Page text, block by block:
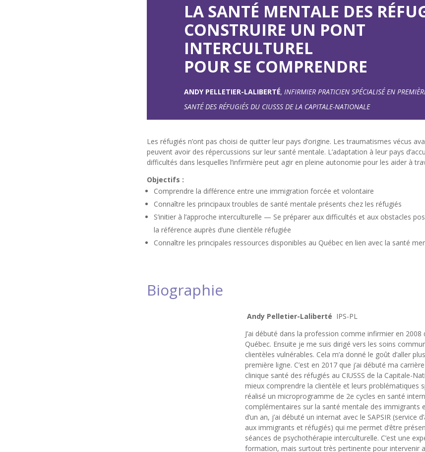
LA SANTÉ MENTALE DES
CONSTRUIRE UN PONT
INTERCULTUREL
POUR SE COMPRENDRE
ANDY PELLETIER-LALIBERTÉ, INFIRMIER PRATICIEN SPÉCIALISÉ EN
SANTÉ DES RÉFUGIÉS DU CIUSSS DE LA CAPITALE-NATIONALE
Les réfugiés n’ont pas choisi de quitter leur pays d’origine. Les traumatismes vécus
peuvent avoir des répercussions sur leur santé mentale. L’adaptation à leur pays
difficultés dans lesquelles l’infirmière peut agir en pleine autonomie pour les aider à
Objectifs :
Comprendre la différence entre une immigration forcée et volontaire
Connaître les principaux troubles de santé mentale présents chez les réfugiés
S’initier à l’approche interculturelle — Se préparer aux difficultés et aux obstacles
la référence auprès d’une clientèle réfugiée
Connaître les principales ressources disponibles au Québec en lien avec la santé
Biographie
Andy Pelletier-Laliberté IPS-PL
J’ai débuté dans la profession comme infirmier en
Québec. Ensuite je me suis dirigé vers les soins
clientèles vulnérables. Cela m’a donné le goût d’aller
première ligne. C’est en 2017 que j’ai débuté ma
clinique santé des réfugiés au CIUSSS de la Capitale-
mieux comprendre la clientèle et leurs problématiques
réalisé un microprogramme de 2e cycles en santé
complémentaires sur la santé mentale des immigrants
d’un an, j’ai débuté un internat avec le SAPSIR (service
aux immigrants et réfugiés) qui me permet d’être
séances de psychothérapie interculturelle. C’est une
formation, mais surtout très pertinente pour intervenir